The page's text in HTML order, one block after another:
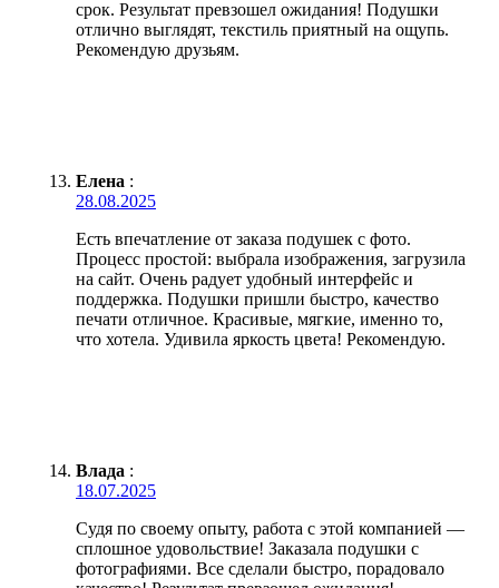
срок. Результат превзошел ожидания! Подушки
отлично выглядят, текстиль приятный на ощупь.
Рекомендую друзьям.
Елена :
28.08.2025
Есть впечатление от заказа подушек с фото.
Процесс простой: выбрала изображения, загрузила
на сайт. Очень радует удобный интерфейс и
поддержка. Подушки пришли быстро, качество
печати отличное. Красивые, мягкие, именно то,
что хотела. Удивила яркость цвета! Рекомендую.
Влада :
18.07.2025
Судя по своему опыту, работа с этой компанией —
сплошное удовольствие! Заказала подушки с
фотографиями. Все сделали быстро, порадовало